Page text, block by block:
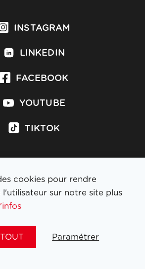
INSTAGRAM
LINKEDIN
FACEBOOK
YOUTUBE
TIKTOK
S'inscrire à la newsletter
cookies pour rendre
l'utilisateur sur notre site plus
Paramétrer